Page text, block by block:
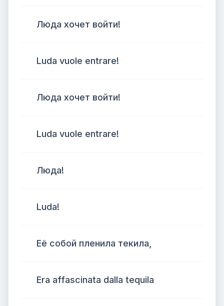
Люда хочет войти!
Luda vuole entrare!
Люда хочет войти!
Luda vuole entrare!
Люда!
Luda!
Её собой пленила текила,
Era affascinata dalla tequila